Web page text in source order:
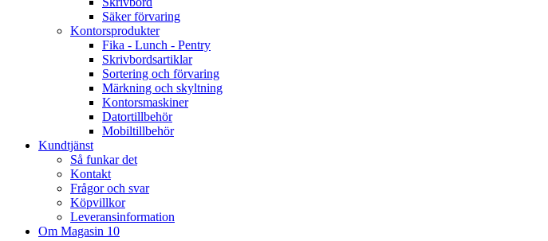
Säker förvaring
Kontorsprodukter
Fika - Lunch - Pentry
Skrivbordsartiklar
Sortering och förvaring
Märkning och skyltning
Kontorsmaskiner
Datortillbehör
Mobiltillbehör
Kundtjänst
Så funkar det
Kontakt
Frågor och svar
Köpvillkor
Leveransinformation
Om Magasin 10